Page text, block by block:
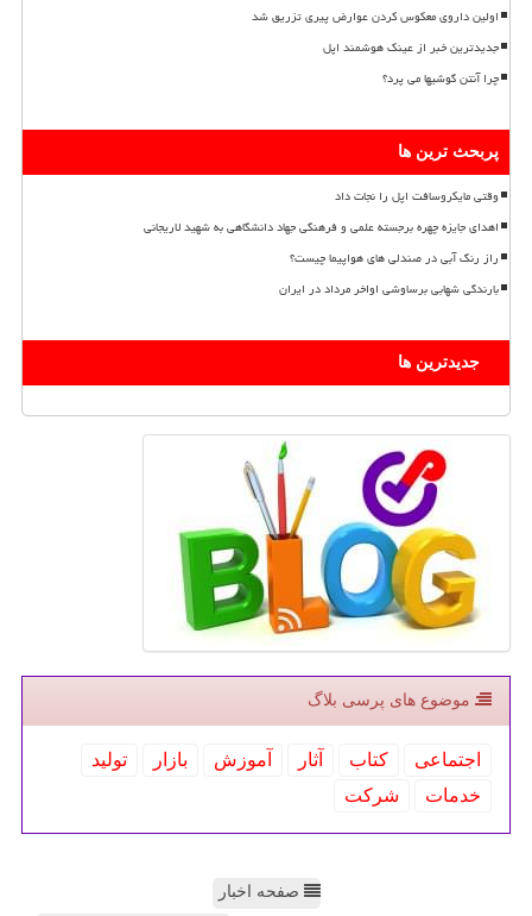
اولین داروی معکوس کردن عوارض پیری تزریق شد
جدیدترین خبر از عینک هوشمند اپل
چرا آنتن گوشیها می پرد؟
پربحث ترین ها
وقتی مایکروسافت اپل را نجات داد
اهدای جایزه چهره برجسته علمی و فرهنگی جهاد دانشگاهی به شهید لاریجانی
راز رنگ آبی در صندلی های هواپیما چیست؟
بارندگی شهابی برساوشی اواخر مرداد در ایران
جدیدترین ها
موضوع های پرسی بلاگ
اجتماعی كتاب آثار آموزش بازار
تولید
خدمات
شركت
صفحه اخبار